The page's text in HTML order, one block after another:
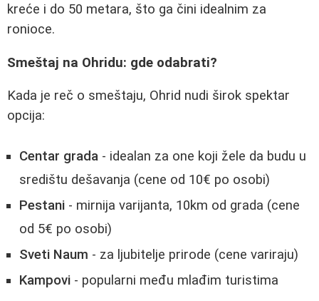
kreće i do 50 metara, što ga čini idealnim za
ronioce.
Smeštaj na Ohridu: gde odabrati?
Kada je reč o smeštaju, Ohrid nudi širok spektar
opcija:
Centar grada - idealan za one koji žele da budu u
središtu dešavanja (cene od 10€ po osobi)
Pestani - mirnija varijanta, 10km od grada (cene
od 5€ po osobi)
Sveti Naum - za ljubitelje prirode (cene variraju)
Kampovi - popularni među mlađim turistima